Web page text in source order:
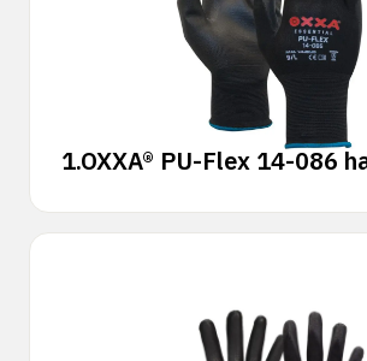
1.OXXA® PU-Flex 14-086